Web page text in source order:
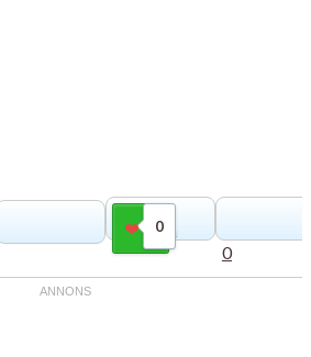
0
Gilla
0